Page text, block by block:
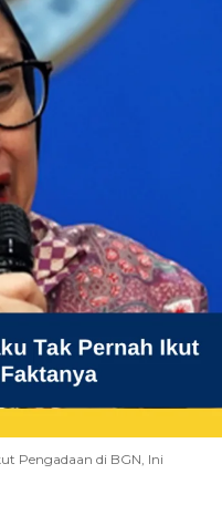
Pengadaan di BGN, Ini